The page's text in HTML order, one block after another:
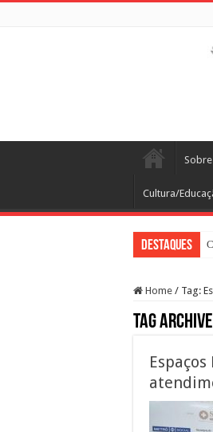
Cultura/
Destaques
Home / Tag:
Tag